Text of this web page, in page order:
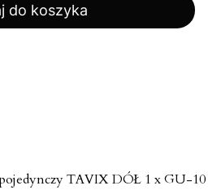
do koszyka
TAVIX DÓŁ 1 x GU-